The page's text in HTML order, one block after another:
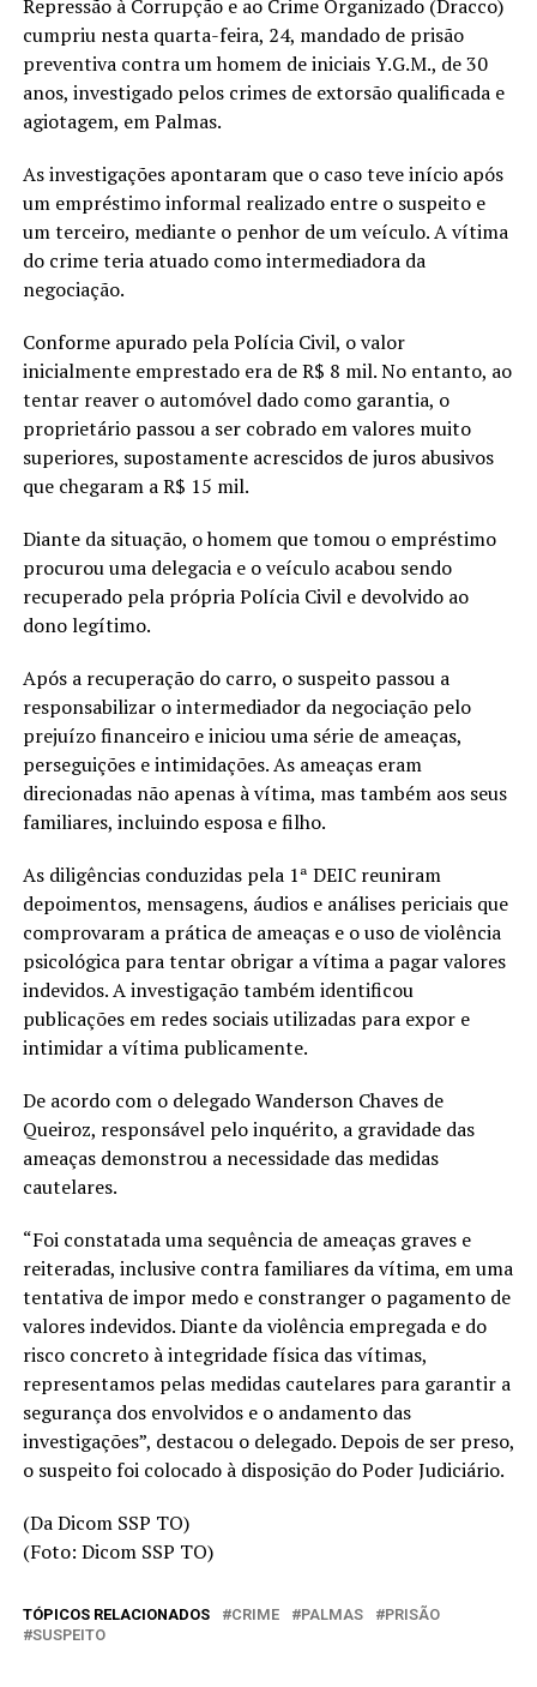
Repressão à Corrupção e ao Crime Organizado (Dracco)
cumpriu nesta quarta-feira, 24, mandado de prisão
preventiva contra um homem de iniciais Y.G.M., de 30
anos, investigado pelos crimes de extorsão qualificada e
agiotagem, em Palmas.
As investigações apontaram que o caso teve início após
um empréstimo informal realizado entre o suspeito e
um terceiro, mediante o penhor de um veículo. A vítima
do crime teria atuado como intermediadora da
negociação.
Conforme apurado pela Polícia Civil, o valor
inicialmente emprestado era de R$ 8 mil. No entanto, ao
tentar reaver o automóvel dado como garantia, o
proprietário passou a ser cobrado em valores muito
superiores, supostamente acrescidos de juros abusivos
que chegaram a R$ 15 mil.
Diante da situação, o homem que tomou o empréstimo
procurou uma delegacia e o veículo acabou sendo
recuperado pela própria Polícia Civil e devolvido ao
dono legítimo.
Após a recuperação do carro, o suspeito passou a
responsabilizar o intermediador da negociação pelo
prejuízo financeiro e iniciou uma série de ameaças,
perseguições e intimidações. As ameaças eram
direcionadas não apenas à vítima, mas também aos seus
familiares, incluindo esposa e filho.
As diligências conduzidas pela 1ª DEIC reuniram
depoimentos, mensagens, áudios e análises periciais que
comprovaram a prática de ameaças e o uso de violência
psicológica para tentar obrigar a vítima a pagar valores
indevidos. A investigação também identificou
publicações em redes sociais utilizadas para expor e
intimidar a vítima publicamente.
De acordo com o delegado Wanderson Chaves de
Queiroz, responsável pelo inquérito, a gravidade das
ameaças demonstrou a necessidade das medidas
cautelares.
“Foi constatada uma sequência de ameaças graves e
reiteradas, inclusive contra familiares da vítima, em uma
tentativa de impor medo e constranger o pagamento de
valores indevidos. Diante da violência empregada e do
risco concreto à integridade física das vítimas,
representamos pelas medidas cautelares para garantir a
segurança dos envolvidos e o andamento das
investigações”, destacou o delegado. Depois de ser preso,
o suspeito foi colocado à disposição do Poder Judiciário.
(Da Dicom SSP TO)
(Foto: Dicom SSP TO)
TÓPICOS RELACIONADOS CRIME PALMAS
PRISÃO
SUSPEITO